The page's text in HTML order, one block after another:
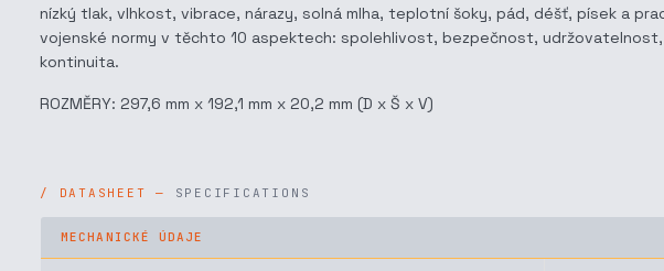
nízký tlak, vlhkost, vibrace, nárazy, solná mlha, teplotní šoky, pád, déšť, písek a
vojenské normy v těchto 10 aspektech: spolehlivost, bezpečnost,
kontinuita.
ROZMĚRY: 297,6 mm x 192,1 mm x 20,2 mm (D x Š x V)
SPECIFICATIONS
MECHANICKÉ ÚDAJE